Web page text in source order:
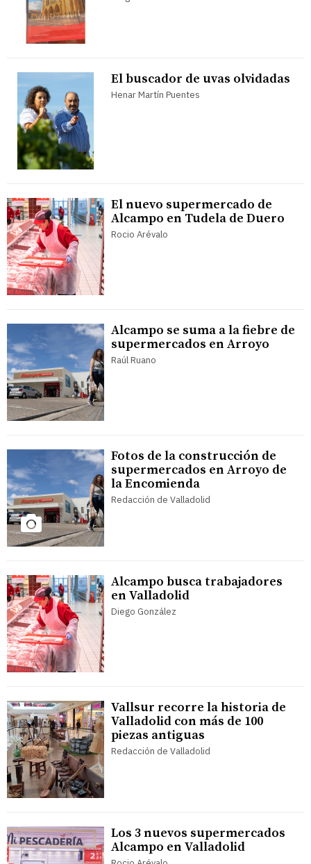
El buscador de uvas olvidadas
Henar Martín Puentes
El nuevo supermercado de
Alcampo en Tudela de Duero
Rocio Arévalo
Alcampo se suma a la fiebre de
supermercados en Arroyo
Raúl Ruano
Fotos de la construcción de
supermercados en Arroyo de
la Encomienda
Redacción de Valladolid
Alcampo busca trabajadores
en Valladolid
Diego González
Vallsur recorre la historia de
Valladolid con más de 100
piezas antiguas
Redacción de Valladolid
Los 3 nuevos supermercados
Alcampo en Valladolid